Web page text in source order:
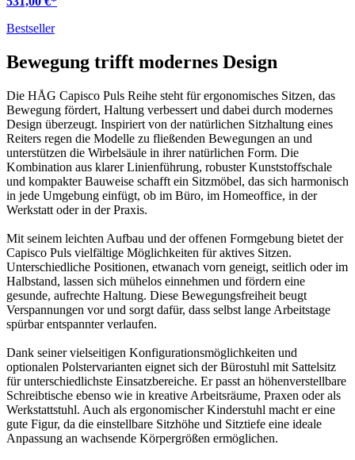
Bestseller
Bewegung trifft modernes Design
Die HÅG Capisco Puls Reihe steht für ergonomisches Sitzen, das
Bewegung fördert, Haltung verbessert und dabei durch modernes
Design überzeugt. Inspiriert von der natürlichen Sitzhaltung eines
Reiters regen die Modelle zu fließenden Bewegungen an und
unterstützen die Wirbelsäule in ihrer natürlichen Form. Die
Kombination aus klarer Linienführung, robuster Kunststoffschale
und kompakter Bauweise schafft ein Sitzmöbel, das sich harmonisch
in jede Umgebung einfügt, ob im Büro, im Homeoffice, in der
Werkstatt oder in der Praxis.
Mit seinem leichten Aufbau und der offenen Formgebung bietet der
Capisco Puls vielfältige Möglichkeiten für aktives Sitzen.
Unterschiedliche Positionen, etwanach vorn geneigt, seitlich oder im
Halbstand, lassen sich mühelos einnehmen und fördern eine
gesunde, aufrechte Haltung. Diese Bewegungsfreiheit beugt
Verspannungen vor und sorgt dafür, dass selbst lange Arbeitstage
spürbar entspannter verlaufen.
Dank seiner vielseitigen Konfigurationsmöglichkeiten und
optionalen Polstervarianten eignet sich der Bürostuhl mit Sattelsitz
für unterschiedlichste Einsatzbereiche. Er passt an höhenverstellbare
Schreibtische ebenso wie in kreative Arbeitsräume, Praxen oder als
Werkstattstuhl. Auch als ergonomischer Kinderstuhl macht er eine
gute Figur, da die einstellbare Sitzhöhe und Sitztiefe eine ideale
Anpassung an wachsende Körpergrößen ermöglichen.